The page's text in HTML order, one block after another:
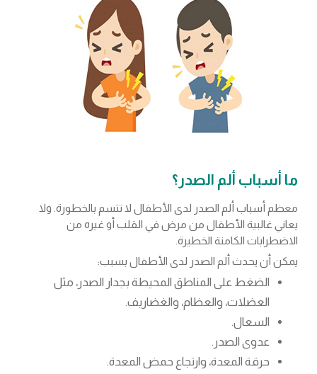
ما أسباب ألم الصدر؟
معظم أسباب ألم الصدر لدى الأطفال لا تتسم بالخطورة. ولا
يعاني غالبية الأطفال من مرض في القلب أو غيره من
الاضطرابات الكامنة الخطيرة.
يمكن أن يحدث ألم الصدر لدى الأطفال بسبب:
الضغط على المناطق المحيطة بجدار الصدر، مثل
العضلات، والعظام، والغضاريف.
السعال.
عدوى الصدر.
حرقة المعدة، وارتجاع حمض المعدة.